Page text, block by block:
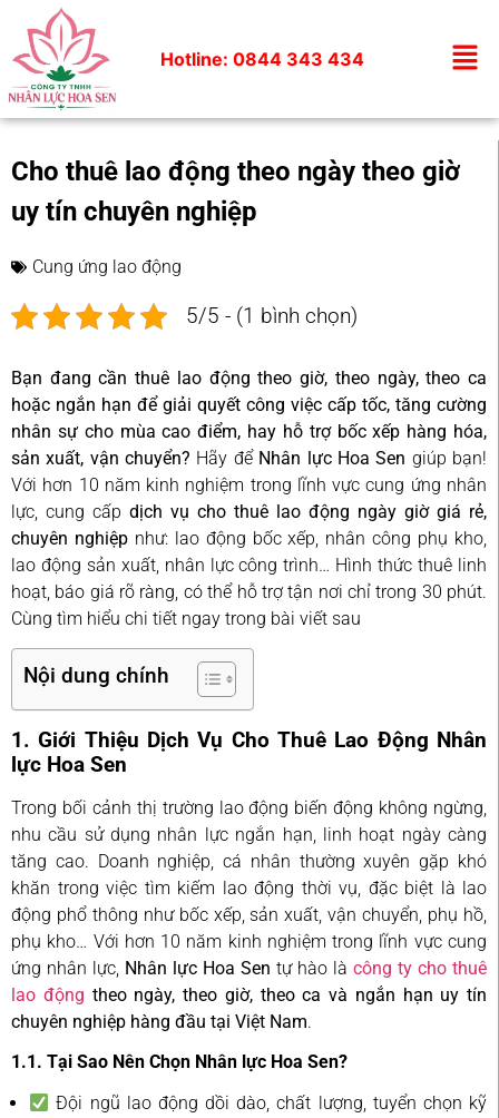
Hotline: 0844 343 434
Cho thuê lao động theo ngày theo giờ
uy tín chuyên nghiệp
Cung ứng lao động
5/5 - (1 bình chọn)
Bạn đang cần thuê lao động theo giờ, theo ngày, theo ca
hoặc ngắn hạn để giải quyết công việc cấp tốc, tăng cường
nhân sự cho mùa cao điểm, hay hỗ trợ bốc xếp hàng hóa,
sản xuất, vận chuyển? Hãy để Nhân lực Hoa Sen giúp bạn!
Với hơn 10 năm kinh nghiệm trong lĩnh vực cung ứng nhân
lực, cung cấp dịch vụ cho thuê lao động ngày giờ giá rẻ,
chuyên nghiệpnhư: lao động bốc xếp, nhân công phụ kho,
lao động sản xuất, nhân lực công trình… Hình thức thuê linh
hoạt, báo giá rõ ràng, có thể hỗ trợ tận nơi chỉ trong 30 phút.
Cùng tìm hiểu chi tiết ngay trong bài viết sau
Nội dung chính
1. Giới Thiệu Dịch Vụ Cho Thuê Lao Động Nhân
lực Hoa Sen
Trong bối cảnh thị trường lao động biến động không ngừng,
nhu cầu sử dụng nhân lực ngắn hạn, linh hoạt ngày càng
tăng cao. Doanh nghiệp, cá nhân thường xuyên gặp khó
khăn trong việc tìm kiếm lao động thời vụ, đặc biệt là lao
động phổ thông như bốc xếp, sản xuất, vận chuyển, phụ hồ,
phụ kho… Với hơn 10 năm kinh nghiệm trong lĩnh vực cung
ứng nhân lực, Nhân lực Hoa Sen tự hào là công ty cho thuê
lao động theo ngày, theo giờ, theo ca và ngắn hạn uy tín
chuyên nghiệp hàng đầu tại Việt Nam.
1.1. Tại Sao Nên Chọn Nhân lực Hoa Sen?
Đội ngũ lao động dồi dào, chất lượng, tuyển chọn kỹ